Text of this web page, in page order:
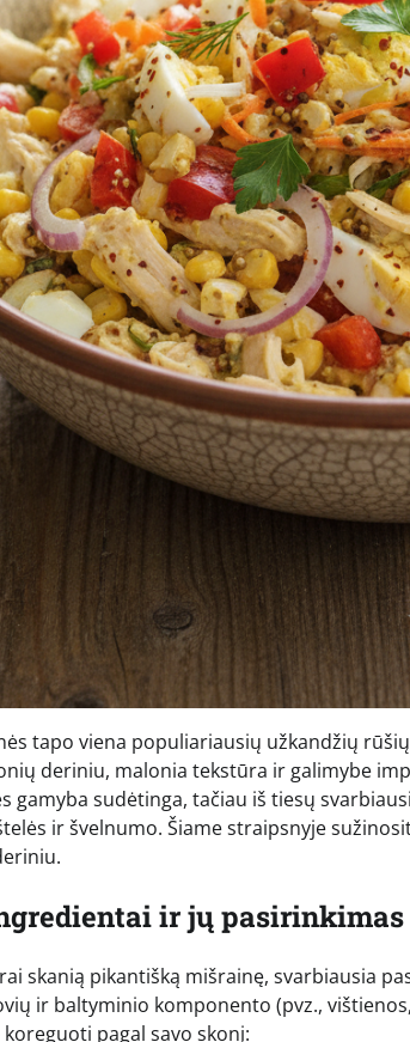
tapo viena populiariausių užkandžių
deriniu, malonia tekstūra ir galimybe
gamyba sudėtinga, tačiau iš tiesų
ir švelnumo. Šiame straipsnyje
ir jų pasirinkimas
skanią pikantišką mišrainę, svarbiausia
ir baltyminio komponento (pvz.,
pagal savo skonį: